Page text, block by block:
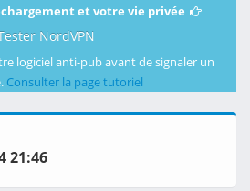
et votre vie privée
NordVPN
logiciel anti-pub avant de signaler un
Consulter la page tutoriel
21:46